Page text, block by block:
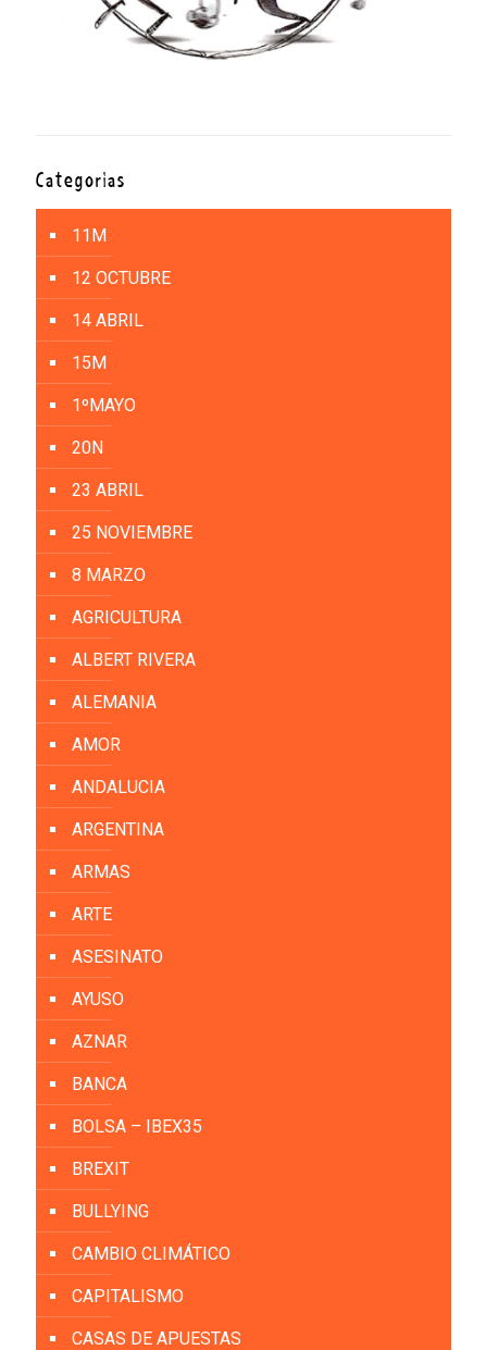
Categorías
11M
12 OCTUBRE
14 ABRIL
15M
1ºMAYO
20N
23 ABRIL
25 NOVIEMBRE
8 MARZO
AGRICULTURA
ALBERT RIVERA
ALEMANIA
AMOR
ANDALUCIA
ARGENTINA
ARMAS
ARTE
ASESINATO
AYUSO
AZNAR
BANCA
BOLSA – IBEX35
BREXIT
BULLYING
CAMBIO CLIMÁTICO
CAPITALISMO
CASAS DE APUESTAS